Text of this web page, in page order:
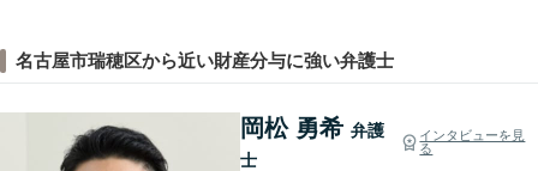
名古屋市瑞穂区から近い財産分与に強い弁護士
岡松 勇希 弁護
士
インタビューを見
る